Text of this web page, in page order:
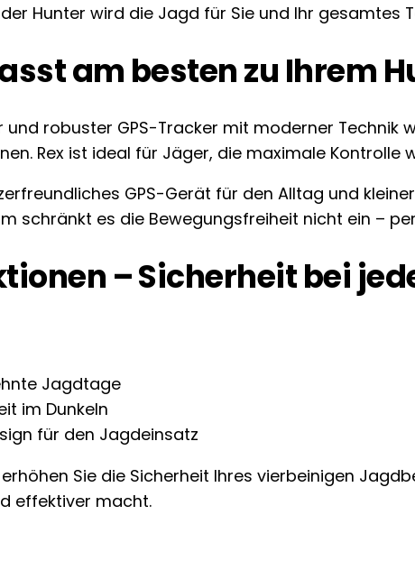
Hunter wird die Jagd für Sie und Ihr gesamtes
am besten zu Ihrem
robuster GPS-Tracker mit moderner
Rex ist ideal für Jäger, die maximale
GPS-Gerät für den Alltag und
schränkt es die Bewegungsfreiheit nicht ein –
– Sicherheit bei
Jagdtage
im Dunkeln
für den Jagdeinsatz
Sie die Sicherheit Ihres vierbeinigen
effektiver macht.